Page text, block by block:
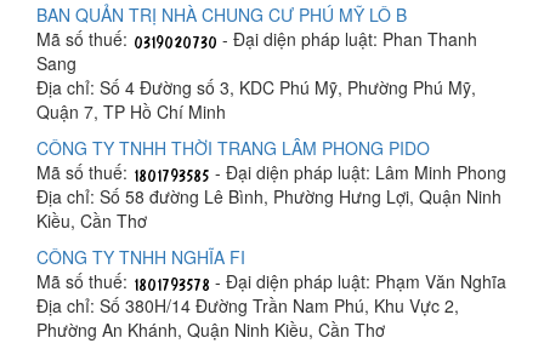
BAN QUẢN TRỊ NHÀ CHUNG CƯ PHÚ MỸ LÔ B
Mã số thuế:
- Đại diện pháp luật: Phan Thanh
Sang
Địa chỉ: Số 4 Đường số 3, KDC Phú Mỹ, Phường Phú Mỹ,
Quận 7, TP Hồ Chí Minh
CÔNG TY TNHH THỜI TRANG LÂM PHONG PIDO
Mã số thuế:
- Đại diện pháp luật: Lâm Minh Phong
Địa chỉ: Số 58 đường Lê Bình, Phường Hưng Lợi, Quận Ninh
Kiều, Cần Thơ
CÔNG TY TNHH NGHĨA FI
Mã số thuế:
- Đại diện pháp luật: Phạm Văn Nghĩa
Địa chỉ: Số 380H/14 Đường Trần Nam Phú, Khu Vực 2,
Phường An Khánh, Quận Ninh Kiều, Cần Thơ